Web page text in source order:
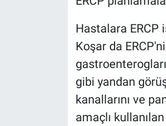
Hastalara ERCP
Koşar da
gibi yandan
kanallarını ve
amaçlı